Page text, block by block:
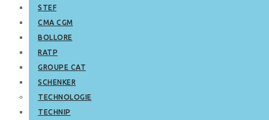
STEF
CMA CGM
BOLLORE
RATP
GROUPE CAT
SCHENKER
TECHNOLOGIE
TECHNIP